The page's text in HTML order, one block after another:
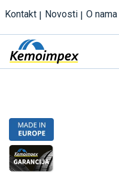
Kontakt Novosti O nama